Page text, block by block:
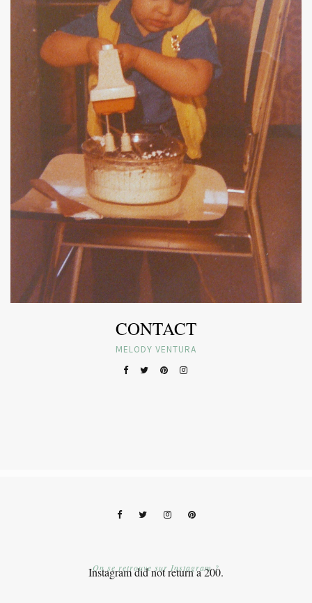
CONTACT
MELODY VENTURA
Instagram did not return a 200.
On se retrouve sur Instagram ?